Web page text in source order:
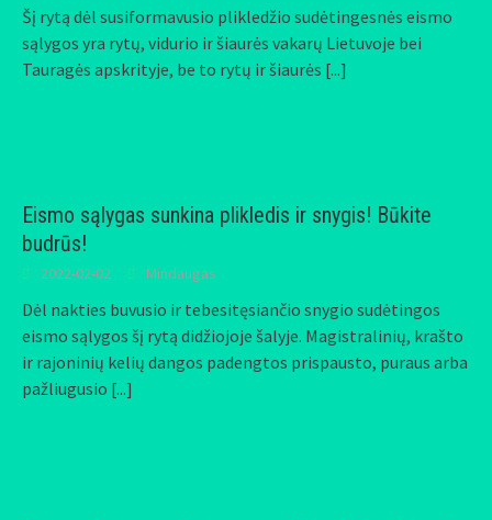
Šį rytą dėl susiformavusio plikledžio sudėtingesnės eismo
sąlygos yra rytų, vidurio ir šiaurės vakarų Lietuvoje bei
Tauragės apskrityje, be to rytų ir šiaurės [...]
Eismo sąlygas sunkina plikledis ir snygis! Būkite
budrūs!
2022-02-02 Mindaugas
Dėl nakties buvusio ir tebesitęsiančio snygio sudėtingos
eismo sąlygos šį rytą didžiojoje šalyje. Magistralinių, krašto
ir rajoninių kelių dangos padengtos prispausto, puraus arba
pažliugusio [...]